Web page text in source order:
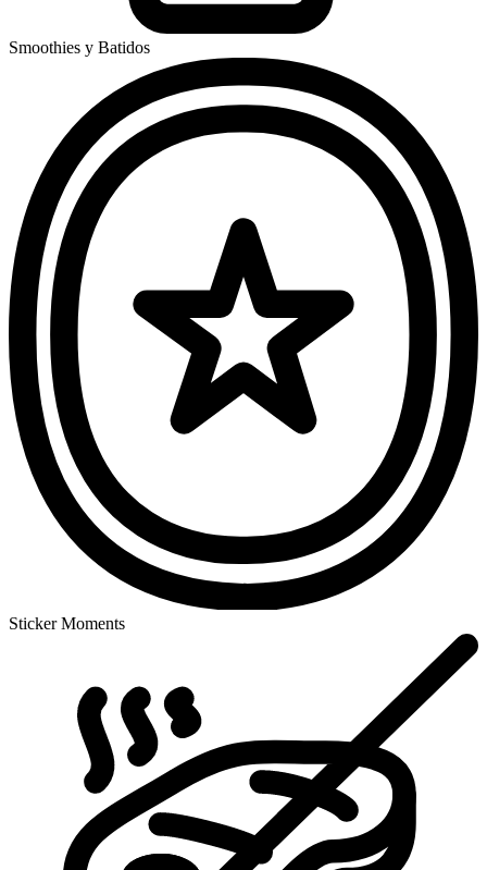
Smoothies y Batidos
Sticker Moments